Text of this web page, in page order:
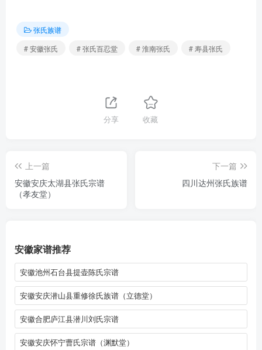
张氏族谱
# 安徽张氏
# 张氏百忍堂 # 淮南张氏 # 寿县张氏
分享 收藏
上一篇
安徽安庆太湖县张氏宗谱
（孝友堂）
下一篇
四川达州张氏族谱
安徽家谱推荐
安徽池州石台县提壶陈氏宗谱
安徽安庆潜山县重修徐氏族谱（立德堂）
安徽合肥庐江县潜川刘氏宗谱
安徽安庆怀宁曹氏宗谱（渊默堂）